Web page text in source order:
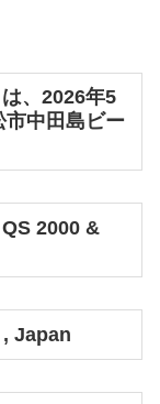
、2026年5
市中田島ビー
2000 &
Japan